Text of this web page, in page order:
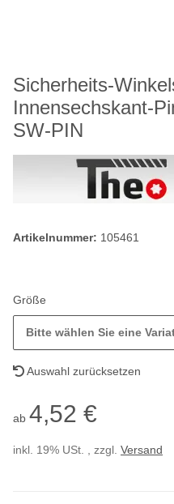
Sicherheits-
Innensechskant-
SW-PIN
Artikelnummer: 105461
Größe
Bitte wählen Sie eine
Auswahl zurücksetzen
ab 4,52 €
inkl. 19% USt. , zzgl. Versand